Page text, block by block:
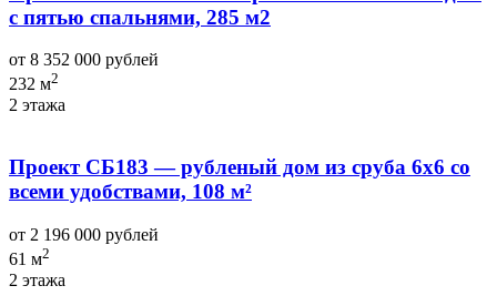
с пятью спальнями, 285 м2
от 8 352 000 рублей
232 м2
2 этажа
Проект СБ183 — рубленый дом из сруба 6х6 со
всеми удобствами, 108 м²
от 2 196 000 рублей
61 м2
2 этажа